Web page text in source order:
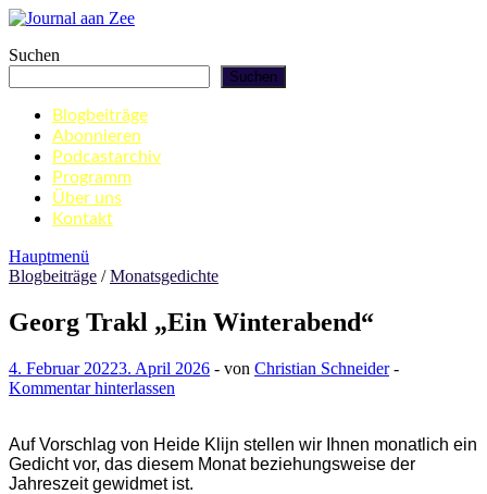
Zum
springen
Journal aan Zee
Suchen
Suchen
Blogbeiträge
Abonnieren
Podcastarchiv
Programm
Über uns
Kontakt
Hauptmenü
Blogbeiträge /Monatsgedichte
Georg Trakl „Ein Winterabend“
4. Februar 20223. April 2026 - von Christian Schneider-
Kommentar hinterlassen
Auf Vorschlag von Heide Klijn stellen wir Ihnen monatlich ein
Gedicht vor, das diesem Monat beziehungsweise der
Jahreszeit gewidmet ist.